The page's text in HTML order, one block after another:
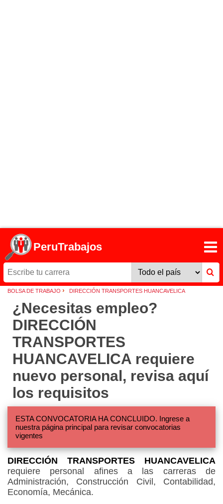
PeruTrabajos
BOLSA DE TRABAJO › DIRECCIÓN TRANSPORTES HUANCAVELICA
¿Necesitas empleo?
DIRECCIÓN
TRANSPORTES
HUANCAVELICA requiere
nuevo personal, revisa aquí
los requisitos
ESTA CONVOCATORIA HA CONCLUIDO. Ingrese a
nuestra página principal para revisar convocatorias
vigentes
DIRECCIÓN TRANSPORTES HUANCAVELICA
requiere personal afines a las carreras de
Administración, Construcción Civil, Contabilidad,
Economía, Mecánica.